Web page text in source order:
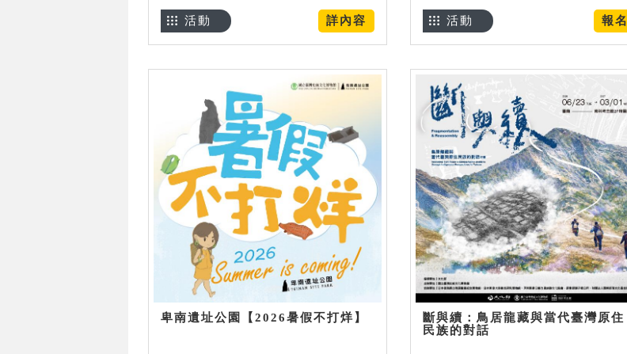
詳內容
活動 報名
活動
卑南遺址公園【2026暑假不打烊】
斷與續：鳥居龍藏與當代臺灣原住
民族的對話